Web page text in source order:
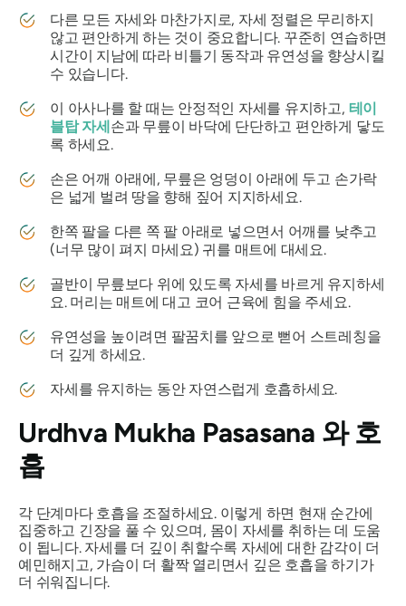
다른 모든 자세와 마찬가지로, 자세 정렬은 무리하지
않고 편안하게 하는 것이 중요합니다. 꾸준히 연습하면
시간이 지남에 따라 비틀기 동작과 유연성을 향상시킬
수 있습니다.
이 아사나를 할 때는 안정적인 자세를 유지하고, 테이
블탑 자세손과 무릎이 바닥에 단단하고 편안하게 닿도
록 하세요.
손은 어깨 아래에, 무릎은 엉덩이 아래에 두고 손가락
은 넓게 벌려 땅을 향해 짚어 지지하세요.
한쪽 팔을 다른 쪽 팔 아래로 넣으면서 어깨를 낮추고
(너무 많이 펴지 마세요) 귀를 매트에 대세요.
골반이 무릎보다 위에 있도록 자세를 바르게 유지하세
요. 머리는 매트에 대고 코어 근육에 힘을 주세요.
유연성을 높이려면 팔꿈치를 앞으로 뻗어 스트레칭을
더 깊게 하세요.
자세를 유지하는 동안 자연스럽게 호흡하세요.
Urdhva Mukha Pasasana 와 호
흡
각 단계마다 호흡을 조절하세요. 이렇게 하면 현재 순간에
집중하고 긴장을 풀 수 있으며, 몸이 자세를 취하는 데 도움
이 됩니다. 자세를 더 깊이 취할수록 자세에 대한 감각이 더
예민해지고, 가슴이 더 활짝 열리면서 깊은 호흡을 하기가
더 쉬워집니다.